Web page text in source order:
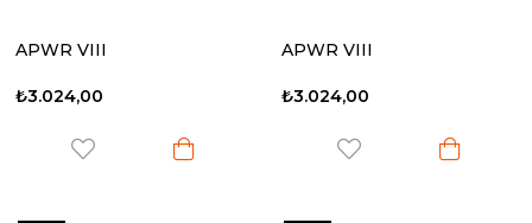
APWR VIII
₺3.024,00
APWR VIII
₺3.024,00